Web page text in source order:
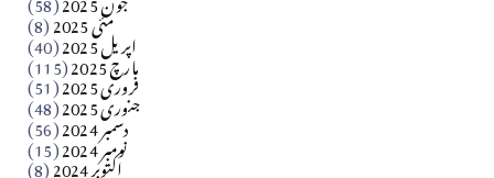
آزاد کشمیر جیسے احتجاج کی ضرورت ہے؟ از،،، ظہیرالدین
مئی 2025 (8) اپریل 2025 (40) مارچ 2025 (115) فروری 2025 (51) جنوری 2025 (48) دسمبر 2024 (56) نومبر 2024 (15) اکتوبر 2024 (8)